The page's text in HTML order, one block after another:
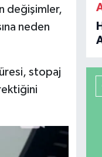
değişimler,
neden
stopaj